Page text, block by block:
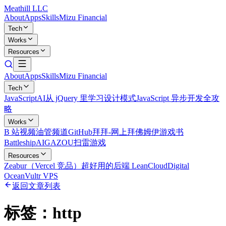
Meathill LLC
AboutAppsSkillsMizu Financial
Tech
Works
Resources
AboutAppsSkillsMizu Financial
Tech
JavaScriptAI从 jQuery 里学习设计模式JavaScript 异步开发全攻
略
Works
B 站视频油管频道GitHub拜拜-网上拜佛姆伊游戏书
BattleshipAIGAZOU扫雷游戏
Resources
Zeabur（Vercel 竞品） 超好用的后端 LeanCloudDigital
OceanVultr VPS
返回文章列表
标签： http